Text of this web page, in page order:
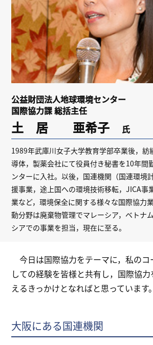
公益財団法人地球環境センター
国際協力課 総括主任
土 居 亜希子 氏
1989年武庫川女子大学教育学部卒業後，紡
導体，製薬会社にて役員付き秘書を10年間
ンターに入社。以後，国連機関（国連環境
援事業，途上国への環境技術移転，JICA事
業など，環境保全に関する様々な国際協力
動分野は廃棄物管理でマレーシア，ベトナ
シアでの事業を担当，現在に至る。
今日は国際協力をテーマに，私のコ
しての経験を皆様と共有し，国際協
えるきっかけとなればと思っています。
大阪にある国連機関